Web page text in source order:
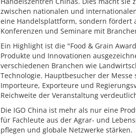
zwischen nationalen und
eine Handelsplattform, sondern fördert
Konferenzen und Seminare mit
Ein Highlight ist die "Food & Grain
Produkte und Innovationen
verschiedenen Branchen wie
Technologie. Hauptbesucher der
Importeure, Exporteure und
Reichweite der Veranstaltung
Die IGO China ist mehr als nur eine
für Fachleute aus der Agrar- und
pflegen und globale Netzwerke stärken.